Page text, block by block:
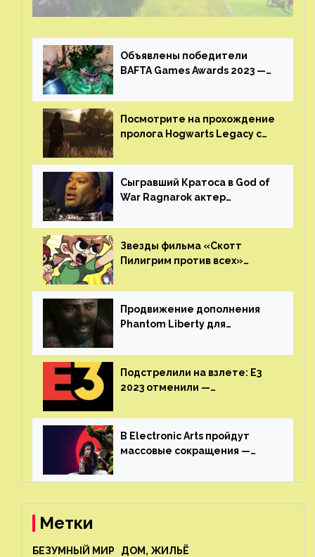
Объявлены победители
BAFTA Games Awards 2023 —
получила шесть наград
Посмотрите на прохождение
пролога Hogwarts Legacy с
GamesVoice показала первые
результаты своего труда
Сыгравший Кратоса в God of
War Ragnarok актер
игроков прекратить
консольные войны
Звезды фильма «Скотт
Пилигрим против всех»
аниме от Netflix
Продвижение дополнения
Phantom Liberty для
июне
Подстрелили на взлете: E3
2023 отменили —
выставка не вернется
В Electronic Arts пройдут
массовые сокращения —
реструктуризацию
Метки
БЕЗУМНЫЙ МИР ДОМ, ЖИЛЬЁ